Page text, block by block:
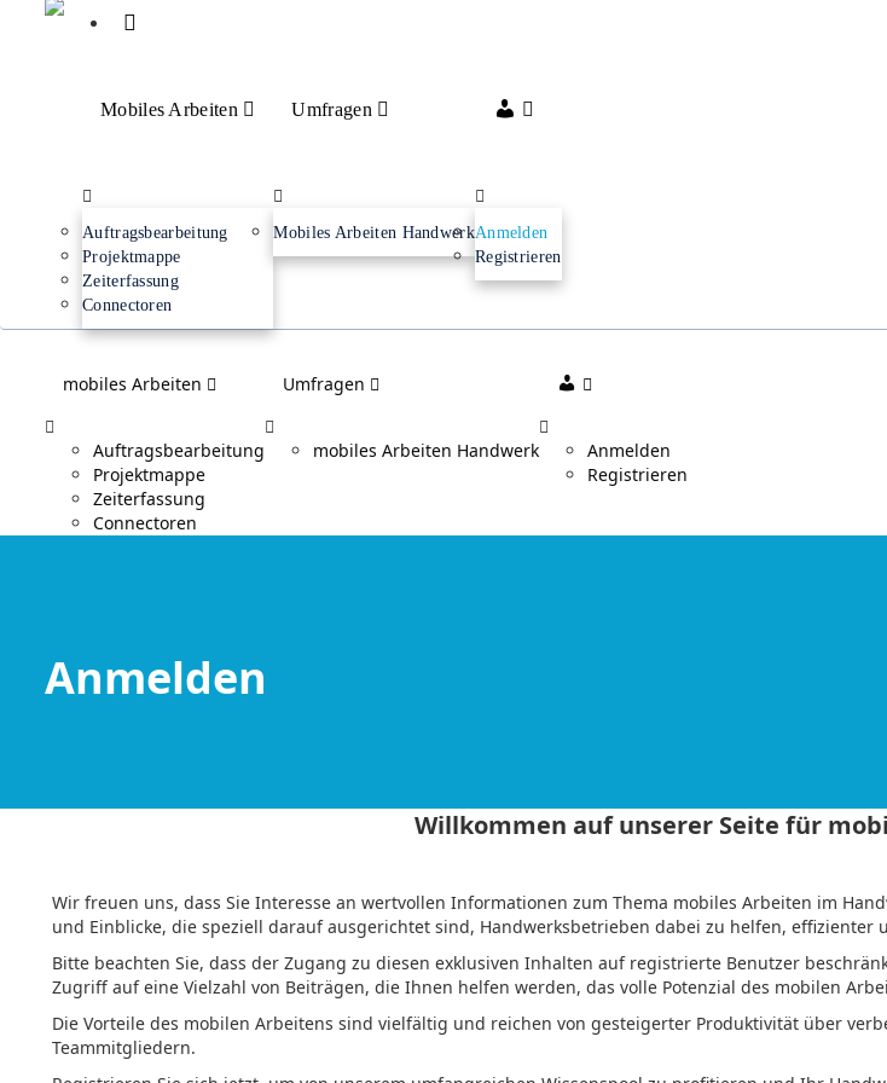
Mobiles Arbeiten
Auftragsbearbeitung
Projektmappe
Zeiterfassung
Connectoren
Umfragen
Mobiles Arbeiten Handwerk
Mein
Anmelden
Registrieren
mobiles Arbeiten
Auftragsbearbeitung
Projektmappe
Zeiterfassung
Connectoren
Umfragen
mobiles Arbeiten Handwerk
Mein
Anmelden
Registrieren
Anmelden
Willkommen auf unserer Seite für
Wir freuen uns, dass Sie Interesse an wertvollen Informationen zum Thema mobiles Arbeiten im
und Einblicke, die speziell darauf ausgerichtet sind, Handwerksbetrieben dabei zu helfen, effizienter
Bitte beachten Sie, dass der Zugang zu diesen exklusiven Inhalten auf registrierte Benutzer
Zugriff auf eine Vielzahl von Beiträgen, die Ihnen helfen werden, das volle Potenzial des mobilen
Die Vorteile des mobilen Arbeitens sind vielfältig und reichen von gesteigerter Produktivität über
Teammitgliedern.